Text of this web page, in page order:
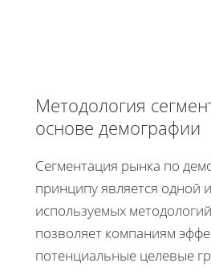
Методология
основе демографии
Сегментация рынка по
принципу является одной
используемых
позволяет компаниям
потенциальные целевые